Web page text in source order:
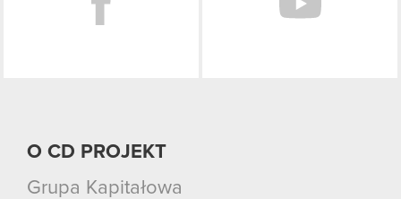
O CD PROJEKT
Grupa Kapitałowa